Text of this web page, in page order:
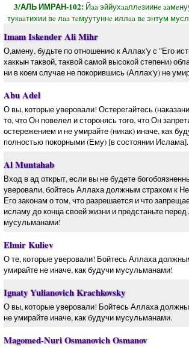
3/АЛЬ ИМРАН-102: Йaa эййухaaллeзиинe
тукaaтихии вe лaa тeмуутуннe иллaa вe энтум
Imam Iskender Ali Mihr
О,амену, будьте по отношению к Аллах'у с "Его
хаккын таквой, таквой самой высокой степени)
ни в коем случае не покорившись (Аллах'у) не
Abu Adel
О вы, которые уверовали! Остерегайтесь
то, что Он повелел и сторонясь того, что Он
остережением и не умирайте (никак) иначе, как
полностью покорными (Ему) [в состоянии Ислама].
Al Muntahab
Вход в ад открыт, если вы не будете
уверовали, бойтесь Аллаха должным страхом к
Его законам о том, что разрешается и что
исламу до конца своей жизни и предстаньте
мусульманами!
Elmir Kuliev
О те, которые уверовали! Бойтесь Аллаха
умирайте не иначе, как будучи мусульманами!
Ignaty Yulianovich Krachkovsky
О вы, которые уверовали! Бойтесь Аллаха
не умирайте иначе, как будучи мусульманами.
Magomed-Nuri Osmanovich Osmanov